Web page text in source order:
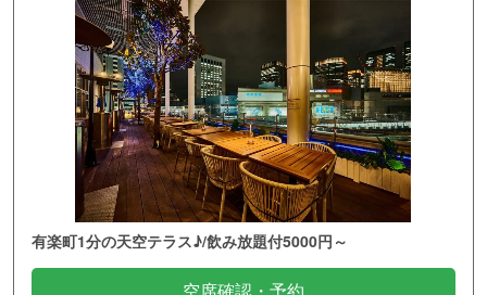
有楽町1分の天空テラス♪/飲み放題付5000円～